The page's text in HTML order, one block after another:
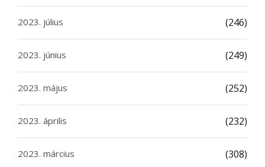
2023. július (246)
2023. június (249)
2023. május (252)
2023. április (232)
2023. március (308)